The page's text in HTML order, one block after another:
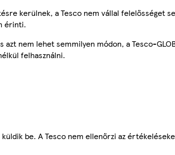
kerülnek, a Tesco nem vállal felelősséget
érinti.
nem lehet semmilyen módon, a Tesco-
felhasználni.
be. A Tesco nem ellenőrzi az